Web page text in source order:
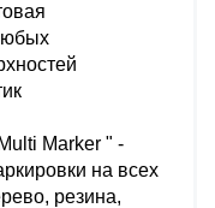
Marker " -
на всех
резина,